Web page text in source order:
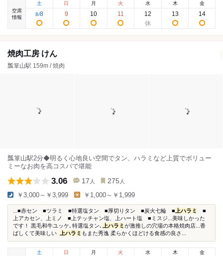
空席
情報
土
8/8
日
9
月
10
火
11
水
12
木
13
金
14
焼肉工房 けん
瓢箪山駅 159m / 焼肉
瓢箪山駅2分◆明るく心地良い空間でタン、ハラミなど上質でボリュー
ミーなお肉を高コスパで堪能
3.06 17 人 275 人
￥3,000～￥3,999 ￥1,000～￥1,999
...■赤セン ■ツラミ ■特選塩タン ■厚切りタン ■炭火七輪 ■ 上ハラミ
■
上アカセン、上ミノ ■上テッチャン塩、上ハート塩 ■ミスジ...美味しかった
です！ 黒毛和牛ユッケ､特選塩タン､
上ハラミ が激推しの穴場の本格焼肉店...香
ばしくて美味しい ⁡
上ハラミ もまた秀逸 柔らかくほどける食感の良さ...
土
日 月 火 水 木 金